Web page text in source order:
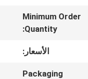
في
المعمل
مراقبة
Minimum Order
Quantity:
الأسعار:
Packaging